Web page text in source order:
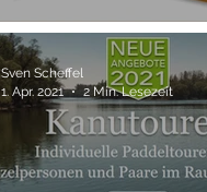
Sven Scheffel
1. Apr. 2021
2 Min. Lesezeit